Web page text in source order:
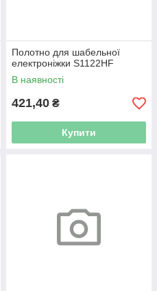
Полотно для шабельної
електроніжки S1122HF
В наявності
421,40 ₴
Купити